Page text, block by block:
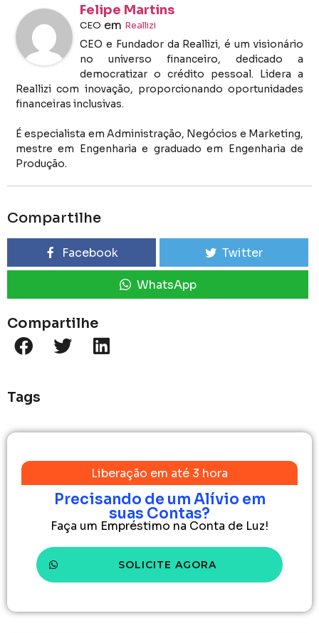
Compartilhe
Tags
Liberação em até 3 hora
Precisando de um Alívio em
suas Contas?
Faça um Empréstimo na Conta de Luz!
SOLICITE AGORA
Felipe Martins
CEO em Reallizi
CEO e Fundador da Reallizi, é um visionário
no universo financeiro, dedicado a
democratizar o crédito pessoal. Lidera a
Reallizi com inovação, proporcionando oportunidades
financeiras inclusivas.
É especialista em Administração, Negócios e Marketing,
mestre em Engenharia e graduado em Engenharia de
Produção.
Compartilhe
Facebook Twitter
WhatsApp